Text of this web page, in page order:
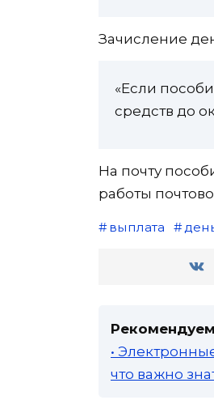
Зачисление
«Если
средств до
На почту
работы
выплата
•
что важно